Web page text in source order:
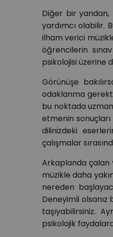
Diğer bir
yardımcı olabilir.
ilham verici
öğrencilerin
psikolojisi üzerine
Görünüşe
odaklanma
bu noktada
etmenin sonuçları
dilinizdeki
çalışmalar
Arkaplanda çalan
müzikle daha
nereden
Deneyimli olsanız
taşıyabilirsiniz.
psikolojik